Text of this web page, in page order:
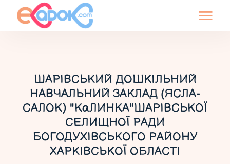
ШАРІВСЬКИЙ ДОШКІЛЬНИЙ
НАВЧАЛЬНИЙ ЗАКЛАД (ЯСЛА-
САЛОК) "КаЛИНКА"ШАРІВСЬКОЇ
СЕЛИЩНОЇ РАДИ
БОГОДУХІВСЬКОГО РАЙОНУ
ХАРКІВСЬКОЇ ОБЛАСТІ